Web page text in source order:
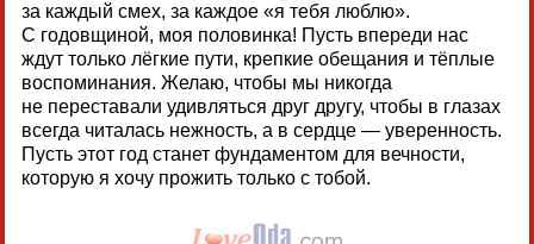
за каждый смех, за каждое «я тебя люблю».
С годовщиной, моя половинка! Пусть впереди нас
ждут только лёгкие пути, крепкие обещания и тёплые
воспоминания. Желаю, чтобы мы никогда
не переставали удивляться друг другу, чтобы в глазах
всегда читалась нежность, а в сердце — уверенность.
Пусть этот год станет фундаментом для вечности,
которую я хочу прожить только с тобой.